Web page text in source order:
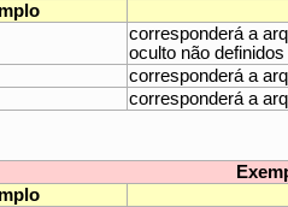
corresponderá a
oculto não definidos
corresponderá a
corresponderá a